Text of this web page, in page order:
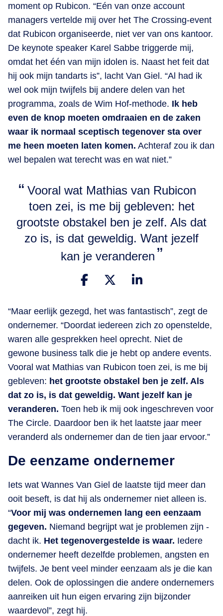
moment op Rubicon. “Eén van onze account
managers vertelde mij over het The Crossing-event
dat Rubicon organiseerde, niet ver van ons kantoor.
De keynote speaker Karel Sabbe triggerde mij,
omdat het één van mijn idolen is. Naast het feit dat
hij ook mijn tandarts is”, lacht Van Giel. “Al had ik
wel ook mijn twijfels bij andere delen van het
programma, zoals de Wim Hof-methode. Ik heb
even de knop moeten omdraaien en de zaken
waar ik normaal sceptisch tegenover sta over
me heen moeten laten komen. Achteraf zou ik dan
wel bepalen wat terecht was en wat niet.”
Vooral wat Mathias van Rubicon
toen zei, is me bij gebleven: het
grootste obstakel ben je zelf. Als dat
zo is, is dat geweldig. Want jezelf
kan je veranderen
“Maar eerlijk gezegd, het was fantastisch”, zegt de
ondernemer. “Doordat iedereen zich zo openstelde,
waren alle gesprekken heel oprecht. Niet de
gewone business talk die je hebt op andere events.
Vooral wat Mathias van Rubicon toen zei, is me bij
gebleven: het grootste obstakel ben je zelf. Als
dat zo is, is dat geweldig. Want jezelf kan je
veranderen. Toen heb ik mij ook ingeschreven voor
The Circle. Daardoor ben ik het laatste jaar meer
veranderd als ondernemer dan de tien jaar ervoor.”
De eenzame ondernemer
Iets wat Wannes Van Giel de laatste tijd meer dan
ooit beseft, is dat hij als ondernemer niet alleen is.
“Voor mij was ondernemen lang een eenzaam
gegeven. Niemand begrijpt wat je problemen zijn -
dacht ik. Het tegenovergestelde is waar. Iedere
ondernemer heeft dezelfde problemen, angsten en
twijfels. Je bent veel minder eenzaam als je die kan
delen. Ook de oplossingen die andere ondernemers
aanreiken uit hun eigen ervaring zijn bijzonder
waardevol”, zegt hij.